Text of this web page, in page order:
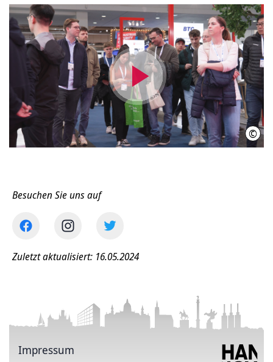
Video
abspielen
©
Besuchen Sie uns auf
Zuletzt aktualisiert: 16.05.2024
Impressum